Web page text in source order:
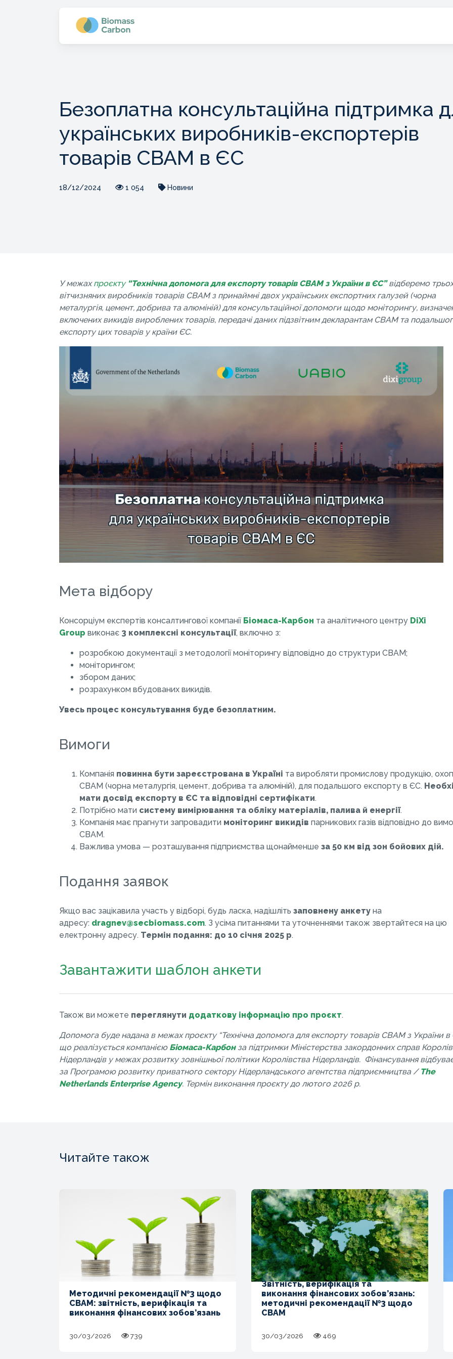
Безоплатна консультаційна підтримка
українських виробників-експортерів
товарів CBAM в ЄС
18/12/2024 1 054 Новини
У межахпроєкту “Технічна допомога для експорту товарів CBAM з України в ЄС”відберемо
вітчизняних виробників товарів CBAM з принаймні двох українських експортних галузей (чорна
металургія, цемент, добрива та алюміній) для консультаційної допомоги щодо моніторингу,
включених викидів вироблених товарів, передачі даних підзвітним декларантам CBAM та
експорту цих товарів у країни ЄС.
Мета відбору
Консорціум експертів консалтингової компанії Біомаса-Карбон та аналітичного центру DiXi
Group виконає 3 комплексні консультації, включно з:
розробкою документації з методології моніторингу відповідно до структури CBAM;
моніторингом;
збором даних;
розрахунком вбудованих викидів.
Увесь процес консультування буде безоплатним.
Вимоги
Компанія повинна бути зареєстрована в Україні та виробляти промислову продукцію,
СВАМ (чорна металургія, цемент, добрива та алюміній), для подальшого експорту в ЄС.
мати досвід експорту в ЄС та відповідні сертифікати.
Потрібно мати систему вимірювання та обліку матеріалів, палива й енергії.
Компанія має прагнути запровадити моніторинг викидів парникових газів відповідно до
СВАМ.
Важлива умова — розташування підприємства щонайменше за 50 км від зон бойових дій.
Подання заявок
Якщо вас зацікавила участь у відборі, будь ласка, надішліть заповнену анкету на
адресу: dragnev@secbiomass.com. З усіма питаннями та уточненнями також звертайтеся на цю
електронну адресу. Термін подання: до 10 січня 2025 р.
Завантажити шаблон анкети
Також ви можете переглянути додаткову інформацію про проєкт.
Допомога буде надана в межах проєкту “Технічна допомога для експорту товарів CBAM з України в
що реалізується компанією Біомаса-Карбон за підтримки Міністерства закордонних справ
Нідерландів у межах розвитку зовнішньої політики Королівства Нідерландів. Фінансування
за Програмою розвитку приватного сектору Нідерландського агентства підприємництва / The
Netherlands Enterprise Agency. Термін виконання проєкту до лютого 2026 р.
Читайте також
Методичні рекомендації №3 щодо
CBAM: звітність, верифікація та
виконання фінансових зобов’язань
30/03/2026 739
Звітність, верифікація та
виконання фінансових зобов’язань:
методичні рекомендації №3 щодо
CBAM
30/03/2026 469